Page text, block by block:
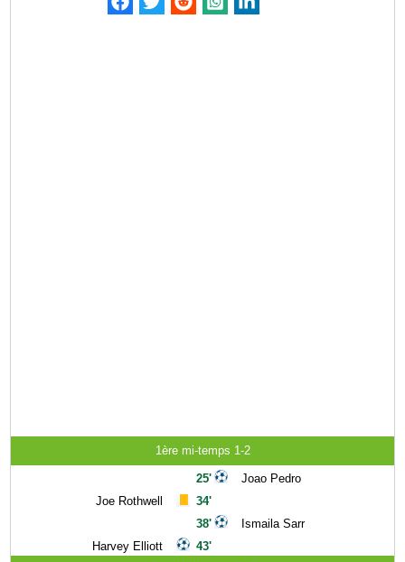
1ère mi-temps 1-2
Joe Rothwell
Harvey Elliott
25'
34'
38'
43'
Joao Pedro
Ismaila Sarr